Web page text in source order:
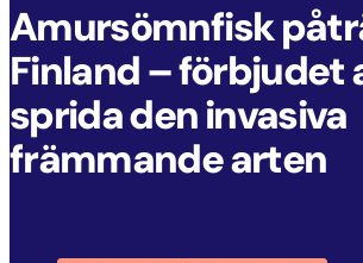
Amursömnfisk
Finland – förbjudet
sprida den invasiva
främmande arten